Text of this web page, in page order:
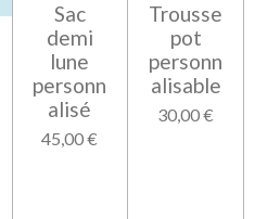
Sac
demi
lune
personn
alisé
45,00 €
Trousse
pot
personn
alisable
30,00 €